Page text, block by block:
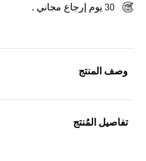
وصف المنتج
تفاصيل المُنتج